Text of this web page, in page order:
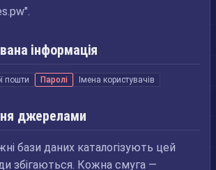
".
інформація
пошти Паролі Імена користувачів
джерелами
бази даних каталогізують цей
збігаються. Кожна смуга —